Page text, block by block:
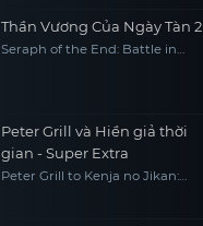
Thần Vương Của Ngày Tàn 2
Seraph of the End: Battle in
Peter Grill và Hiền giả thời
gian - Super Extra
Peter Grill to Kenja no Jikan: